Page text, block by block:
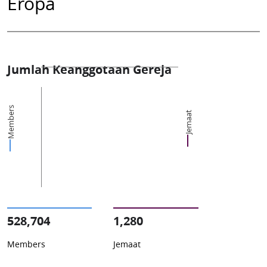
Jumlah Keanggotaan Gereja
Members Jemaat
528,704
Members
1,280
Jemaat